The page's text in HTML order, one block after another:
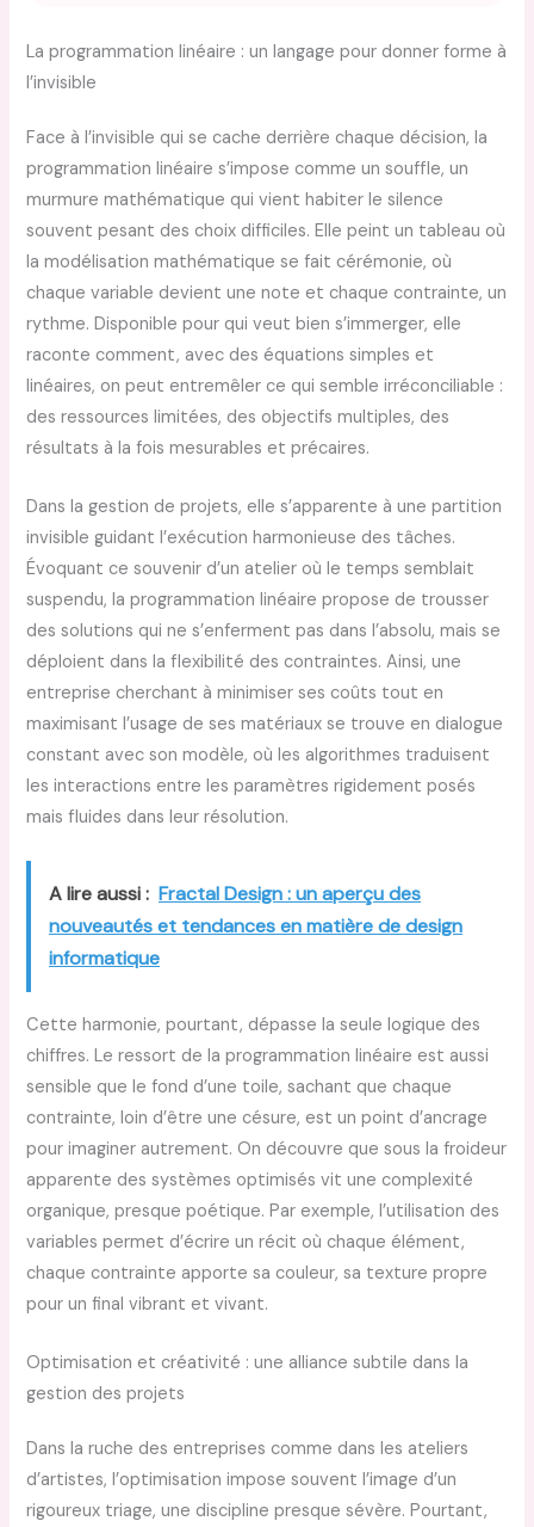
La programmation linéaire : un langage pour donner forme à
l’invisible
Face à l’invisible qui se cache derrière chaque décision, la
programmation linéaire s’impose comme un souffle, un
murmure mathématique qui vient habiter le silence
souvent pesant des choix difficiles. Elle peint un tableau où
la modélisation mathématique se fait cérémonie, où
chaque variable devient une note et chaque contrainte, un
rythme. Disponible pour qui veut bien s’immerger, elle
raconte comment, avec des équations simples et
linéaires, on peut entremêler ce qui semble irréconciliable :
des ressources limitées, des objectifs multiples, des
résultats à la fois mesurables et précaires.
Dans la gestion de projets, elle s’apparente à une partition
invisible guidant l’exécution harmonieuse des tâches.
Évoquant ce souvenir d’un atelier où le temps semblait
suspendu, la programmation linéaire propose de trousser
des solutions qui ne s’enferment pas dans l’absolu, mais se
déploient dans la flexibilité des contraintes. Ainsi, une
entreprise cherchant à minimiser ses coûts tout en
maximisant l’usage de ses matériaux se trouve en dialogue
constant avec son modèle, où les algorithmes traduisent
les interactions entre les paramètres rigidement posés
mais fluides dans leur résolution.
A lire aussi : Fractal Design : un aperçu des
nouveautés et tendances en matière de design
informatique
Cette harmonie, pourtant, dépasse la seule logique des
chiffres. Le ressort de la programmation linéaire est aussi
sensible que le fond d’une toile, sachant que chaque
contrainte, loin d’être une césure, est un point d’ancrage
pour imaginer autrement. On découvre que sous la froideur
apparente des systèmes optimisés vit une complexité
organique, presque poétique. Par exemple, l’utilisation des
variables permet d’écrire un récit où chaque élément,
chaque contrainte apporte sa couleur, sa texture propre
pour un final vibrant et vivant.
Optimisation et créativité : une alliance subtile dans la
gestion des projets
Dans la ruche des entreprises comme dans les ateliers
d’artistes, l’optimisation impose souvent l’image d’un
rigoureux triage, une discipline presque sévère. Pourtant,